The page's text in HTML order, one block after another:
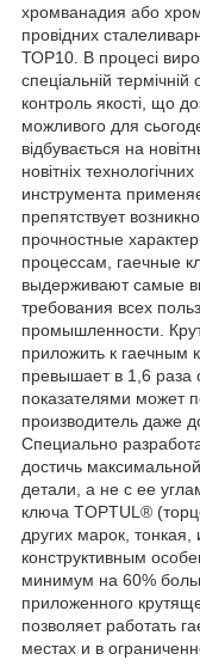
хромванадия або
провідних
ТОР10. В процесі
спеціальній термічній
контроль якості, що
можливого для
відбувається на
новітніх
инструмента
препятствует
прочностные
процессам, гаечные
выдерживают самые
требования всех
промышленности.
приложить к
превышает в 1,6 раза
показателями может
производитель даже
Специально
достичь
детали, а не с ее
ключа TOPTUL®
других марок,
конструктивным
минимум на 60%
приложенного
позволяет работать
местах и в